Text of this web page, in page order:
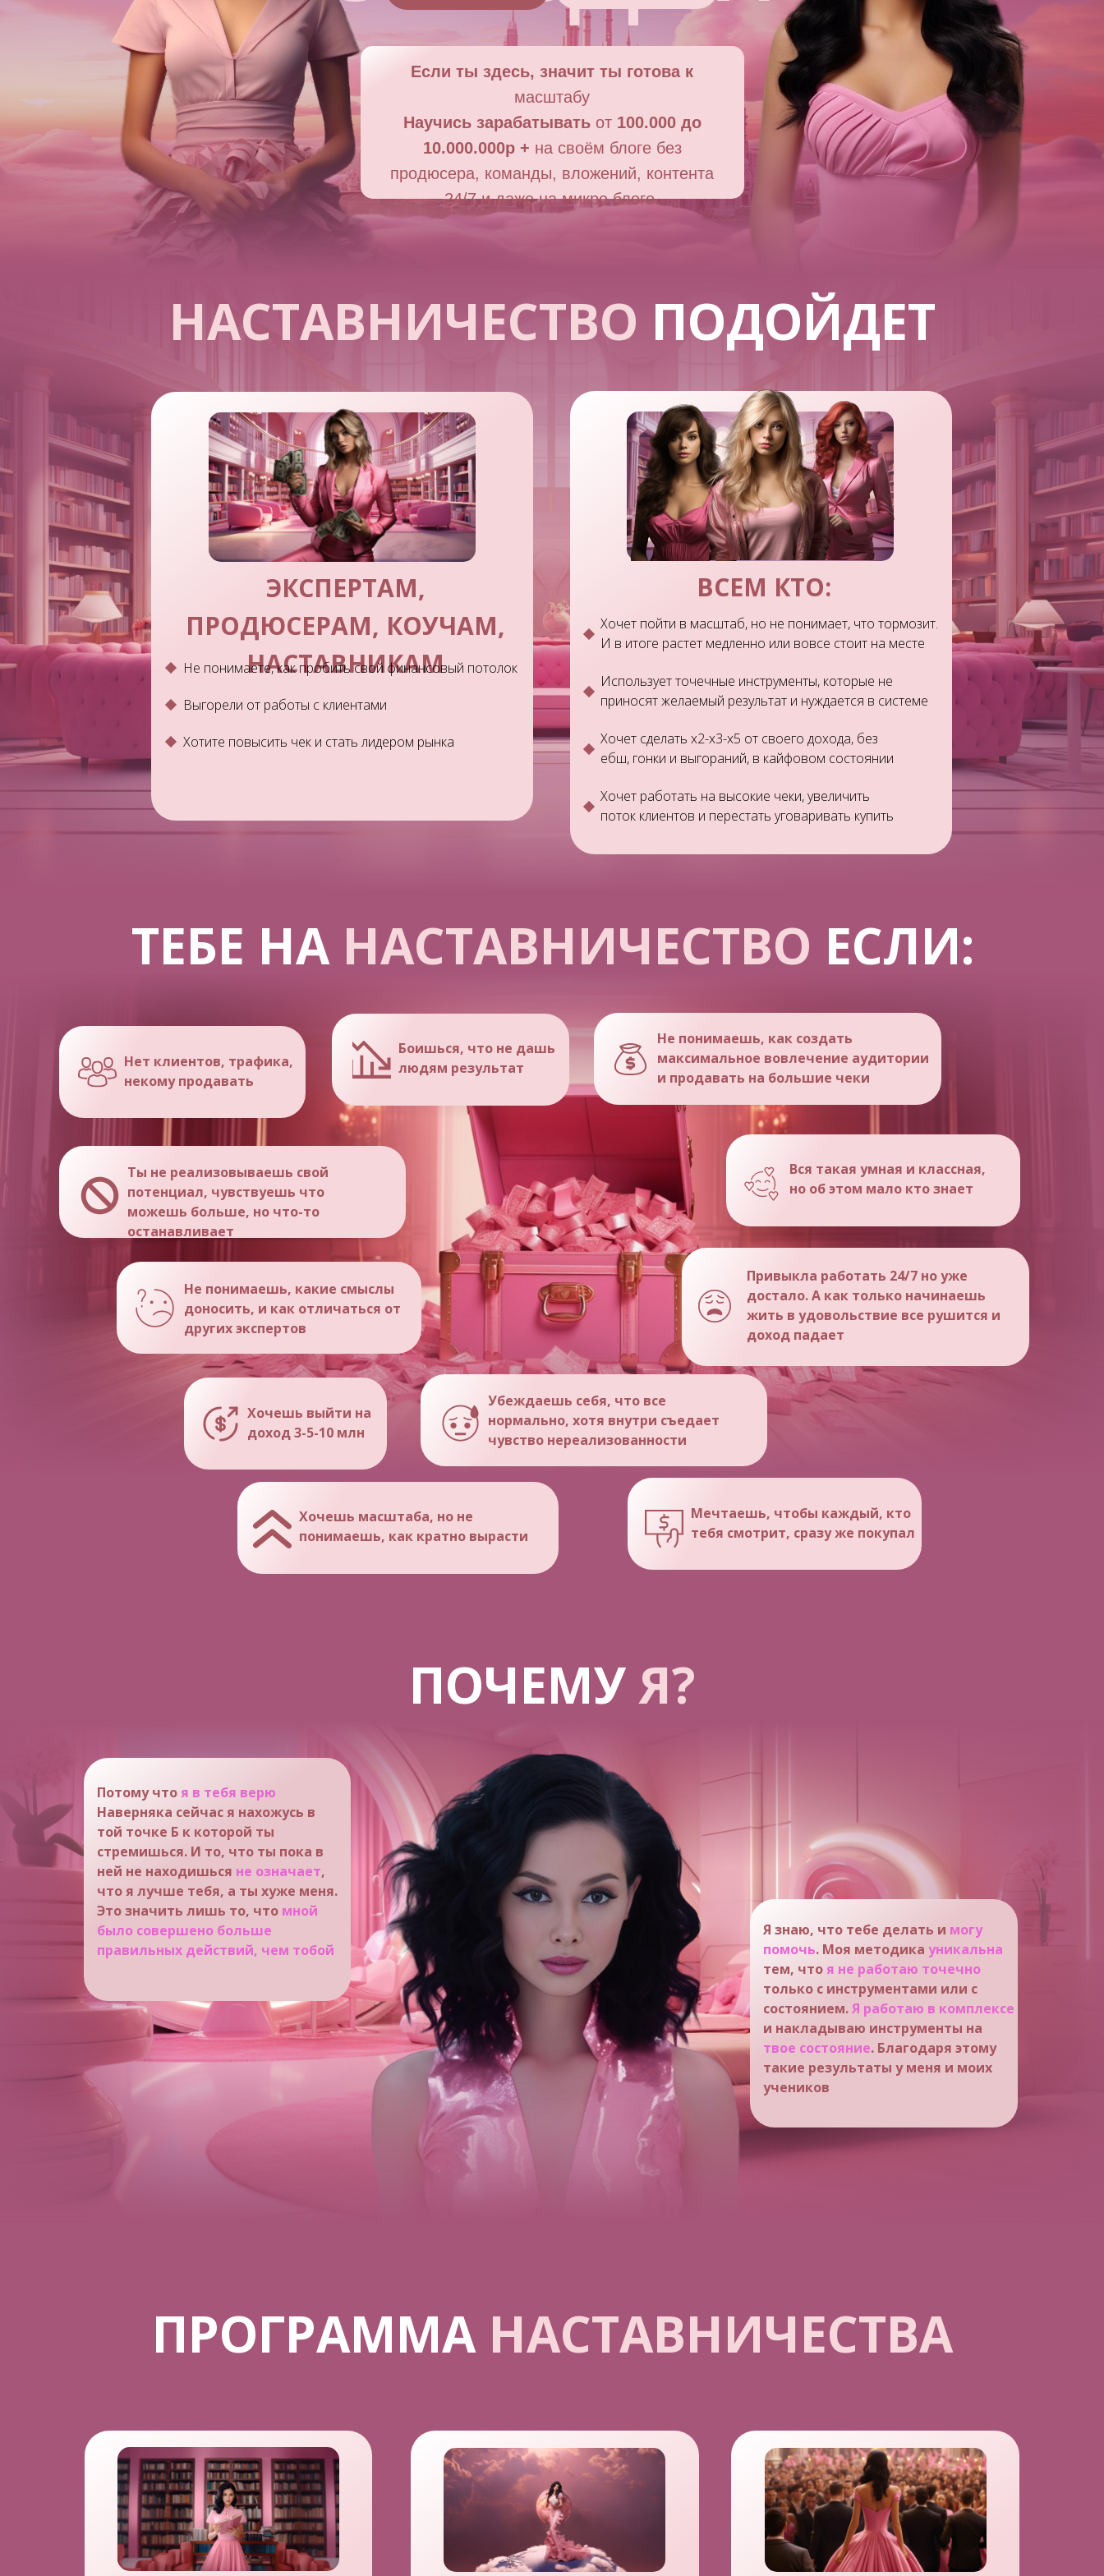
Если ты здесь, значит ты готова к
масштабу
Научись зарабатывать от 100.000 до
10.000.000р + на своём блоге без
продюсера, команды, вложений, контента
24/7 и даже на микро блоге.
ЭКСПЕРТАМ,
ПРОДЮСЕРАМ, КОУЧАМ,
НАСТАВНИКАМ
ВСЕМ КТО:
Не понимаете, как пробить свой финансовый потолок
Хочет пойти в масштаб, но не понимает, что тормозит.
И в итоге растет медленно или вовсе стоит на месте
Выгорели от работы с клиентами
Использует точечные инструменты, которые не
приносят желаемый результат и нуждается в системе
Хотите повысить чек и стать лидером рынка
Хочет сделать х2-х3-х5 от своего дохода, без
ебш, гонки и выгораний, в кайфовом состоянии
Хочет работать на высокие чеки, увеличить
поток клиентов и перестать уговаривать купить
НАСТАВНИЧЕСТВО ПОДОЙДЕТ
Нет клиентов, трафика,
некому продавать
Мечтаешь, чтобы каждый, кто
тебя смотрит, сразу же покупал
Вся такая умная и классная,
но об этом мало кто знает
Не понимаешь, как создать
максимальное вовлечение аудитории
и продавать на большие чеки
Хочешь выйти на
доход 3-5-10 млн
Хочешь масштаба, но не
понимаешь, как кратно вырасти
Ты не реализовываешь свой
потенциал, чувствуешь что
можешь больше, но что-то
останавливает
Убеждаешь себя, что все
нормально, хотя внутри съедает
чувство нереализованности
Привыкла работать 24/7 но уже
достало. А как только начинаешь
жить в удовольствие все рушится и
доход падает
Боишься, что не дашь
людям результат
Не понимаешь, какие смыслы
доносить, и как отличаться от
других экспертов
ТЕБЕ НА НАСТАВНИЧЕСТВО ЕСЛИ:
ПОЧЕМУЯ?
Потому чтоя в тебя верю
Наверняка сейчас я нахожусь в
той точке Б к которой ты
стремишься. И то, что ты пока в
ней не находишься не означает,
что я лучше тебя, а ты хуже меня.
Это значить лишь то, что мной
было совершено больше
правильных действий, чем тобой
Я знаю, что тебе делать и могу
помочь. Моя методика уникальна
тем, чтоя не работаю точечно
только с инструментами или с
состоянием.Я работаю в комплексе
и накладываю инструменты на
твое состояние. Благодаря этому
такие результаты у меня и моих
учеников
ПРОГРАММА НАСТАВНИЧЕСТВА